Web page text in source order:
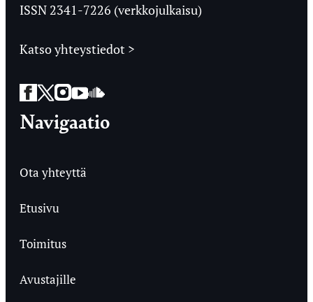
ISSN 2341-7226 (verkkojulkaisu)
Katso yhteystiedot >
Facebook
Twitter
Instagram
YouTube
SoundCloud
Navigaatio
Ota yhteyttä
Etusivu
Toimitus
Avustajille